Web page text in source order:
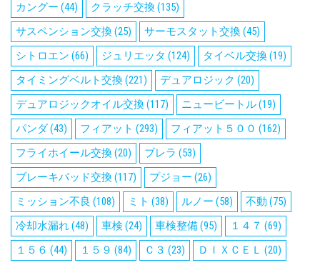
カングー (44) クラッチ交換(135)
サスペンション交換(25) サーモスタット交換(45)
シトロエン (66) ジュリエッタ (124) タイベル交換(19)
タイミングベルト交換(221) デュアロジック (20)
デュアロジックオイル交換(117) ニュービートル(19)
パンダ(43) フィアット (293) フィアット５００ (162)
フライホイール交換(20) ブレラ (53)
ブレーキパッド交換(117) プジョー (26)
ミッション不良 (108) ミト (38) ルノー (58) 不動 (75)
冷却水漏れ(48) 車検 (24) 車検整備(95) １４７ (69)
１５６ (44) １５９ (84) Ｃ３ (23) ＤＩＸＣＥＬ (20)